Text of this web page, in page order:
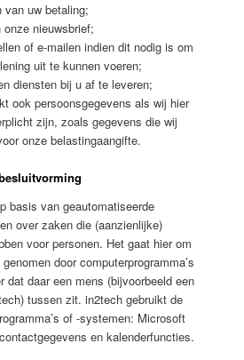
van uw betaling;
nieuwsbrief;
of e-mailen indien dit nodig is om
uit te kunnen voeren;
diensten bij u af te leveren;
ook persoonsgegevens als wij hier
zijn, zoals gegevens die wij
onze belastingaangifte.
basis van geautomatiseerde
over zaken die (aanzienlijke)
voor personen. Het gaat hier om
door computerprogramma’s
dat daar een mens (bijvoorbeeld een
tussen zit. in2tech gebruikt de
of -systemen: Microsoft
en kalenderfuncties.